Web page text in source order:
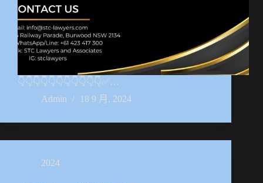
👇👇👇👇👇👇👇👇👇👇👇✅…
Admin
18 9 月, 2024
2024